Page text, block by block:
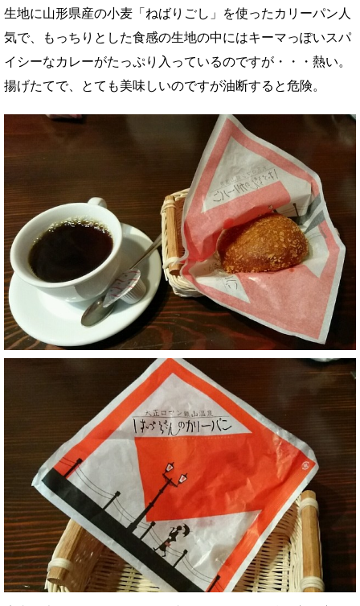
生地に山形県産の小麦「ねばりごし」を使ったカリーパン人
気で、もっちりとした食感の生地の中にはキーマっぽいスパ
イシーなカレーがたっぷり入っているのですが・・・熱い。
揚げたてで、とても美味しいのですが油断すると危険。